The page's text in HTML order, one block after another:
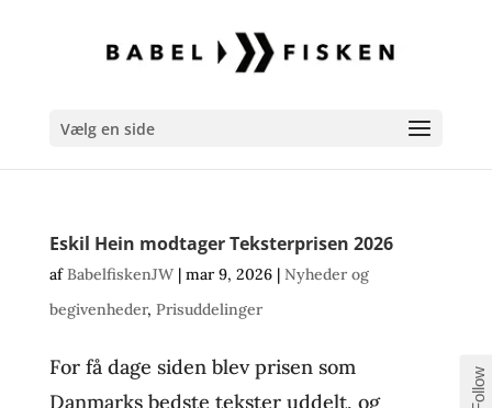
Vælg en side
Eskil Hein modtager Teksterprisen 2026
afBabelfiskenJW| mar 9, 2026| Nyheder og
begivenheder, Prisuddelinger
For få dage siden blev prisen som
Danmarks bedste tekster uddelt, og
Follow